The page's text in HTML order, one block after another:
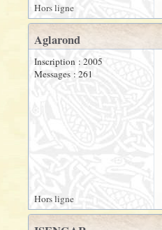
Hors ligne
Aglarond
Inscription : 2005
Messages : 261
Hors ligne